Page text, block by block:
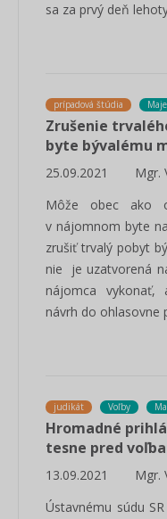
sa za prvý deň
prípadová štúdia
Zrušenie
byte bývalému
25.09.2021
Mgr.
Môže obec ako
v nájomnom byte
zrušiť trvalý pobyt
nie je uzatvorená
nájomca vykonať,
návrh do ohlasovne
judikát Voľby
Hromadné
tesne pred
13.09.2021
Mgr.
Ústavnému súdu